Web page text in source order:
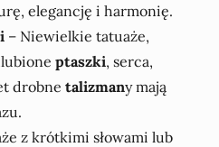
elegancję i harmonię.
– Niewielkie tatuaże,
ptaszki, serca,
drobne talizmany mają
z krótkimi słowami lub